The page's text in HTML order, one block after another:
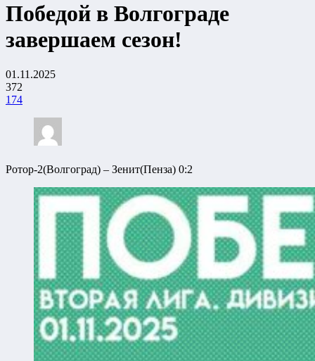
Победой в Волгограде
завершаем сезон!
01.11.2025
372
174
Ротор-2(Волгоград) – Зенит(Пенза) 0:2